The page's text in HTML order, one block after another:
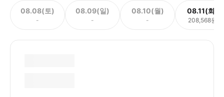
08.08(토)
-
08.09(일)
-
08.10(월)
-
08.11(화)
208,568원